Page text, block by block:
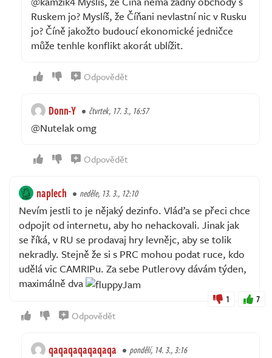
Ruskem jo? Myslíš, že Číňani nevlastní nic v Rusku
jo? Číně jakožto budoucí ekonomické jedničce
může tenhle konflikt akorát ublížit.
Odpovědět
Donn-Y čtvrtek, 17. 3., 16:57
@Nutelak omg
Odpovědět
naplech neděle, 13. 3., 12:10
Nevím jestli to je nějaký dezinfo. Vláďa se přeci chce
odpojit od internetu, aby ho nehackovali. Jinak jak
se říká, v RU se prodavaj hry levnějc, aby se tolik
nekradly. Stejně že si s PRC mohou podat ruce, kdo
udělá vic CAMRIPu. Za sebe Putlerovy dávám týden,
maximálně dva
1 7
Odpovědět
qaqaqaqaqaqaqa pondělí, 14. 3., 3:16